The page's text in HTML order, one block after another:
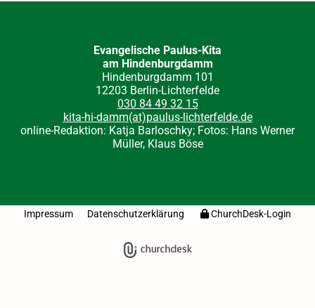
Evangelische Paulus-Kita
am Hindenburgdamm
Hindenburgdamm 101
12203 Berlin-Lichterfelde
030 84 49 32 15
kita-hi-damm(at)paulus-lichterfelde.de
online-Redaktion: Katja Barloschky; Fotos: Hans Werner
Müller, Klaus Böse
Impressum Datenschutzerklärung ChurchDesk-Login